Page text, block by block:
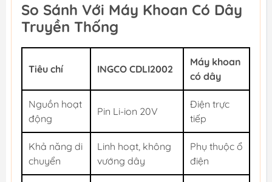
So Sánh Với Máy Khoan Có Dây
Truyền Thống
Tiêu chí INGCO CDLI2002
Máy khoan
có dây
Nguồn hoạt
động
Pin Li-ion 20V
Điện trực
tiếp
Khả năng di
chuyển
Linh hoạt, không
vướng dây
Phụ thuộc ổ
điện